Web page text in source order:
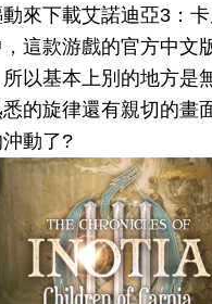
來下載艾諾迪亞3：
這款游戲的官方中文
以基本上別的地方是
的旋律還有親切的畫
動了?